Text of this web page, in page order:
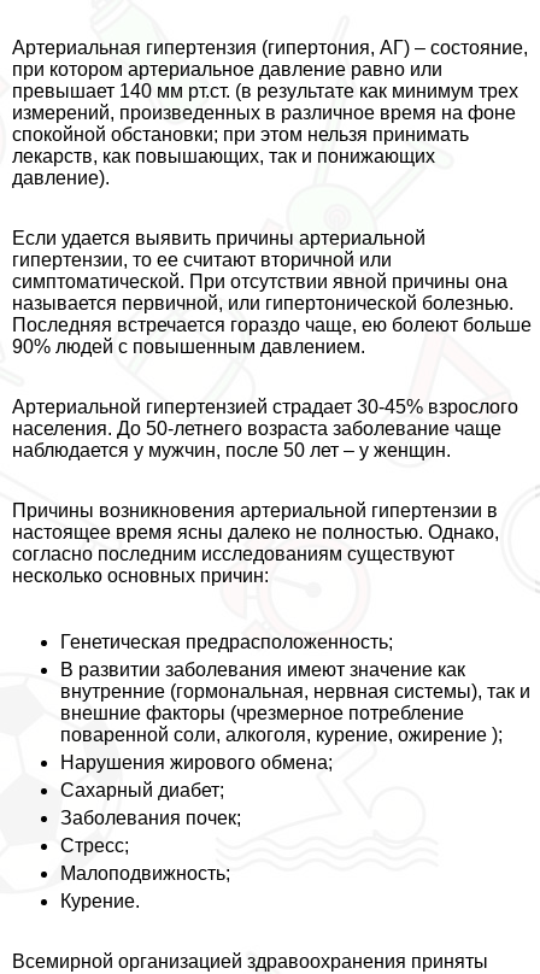
Артериальная гипертензия (гипертония, АГ) – состояние,
при котором артериальное давление равно или
превышает 140 мм рт.ст. (в результате как минимум трех
измерений, произведенных в различное время на фоне
спокойной обстановки; при этом нельзя принимать
лекарств, как повышающих, так и понижающих
давление).
Если удается выявить причины артериальной
гипертензии, то ее считают вторичной или
симптоматической. При отсутствии явной причины она
называется первичной, или гипертонической болезнью.
Последняя встречается гораздо чаще, ею болеют больше
90% людей с повышенным давлением.
Артериальной гипертензией страдает 30-45% взрослого
населения. До 50-летнего возраста заболевание чаще
наблюдается у мужчин, после 50 лет – у женщин.
Причины возникновения артериальной гипертензии в
настоящее время ясны далеко не полностью. Однако,
согласно последним исследованиям существуют
несколько основных причин:
Генетическая предрасположенность;
В развитии заболевания имеют значение как
внутренние (гормональная, нервная системы), так и
внешние факторы (чрезмерное потрeбление
поваренной соли, алкоголя, курение, ожирение );
Нарушения жирового обмена;
Сахарный диабет;
Заболевания почек;
Стресс;
Малоподвижность;
Курение.
Всемирной организацией здравоохранения приняты